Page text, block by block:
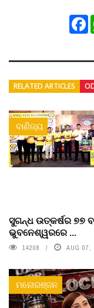
RELATED ARTICLES
ବାଣିଜ୍ୟ
ସୁଗନ୍ଧ ଉତ୍କର୍ଷର ୭୭
ଭୁବନେଶ୍ୱରରେ ...
14208 AUG 07,
ମନୋରଞ୍ଜନ